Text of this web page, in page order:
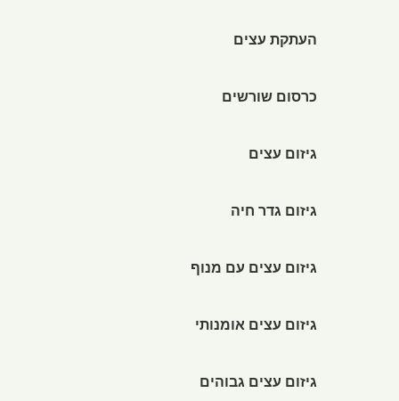
העתקת עצים
כרסום שורשים
גיזום עצים
גיזום גדר חיה
גיזום עצים עם מנוף
גיזום עצים אומנותי
גיזום עצים גבוהים